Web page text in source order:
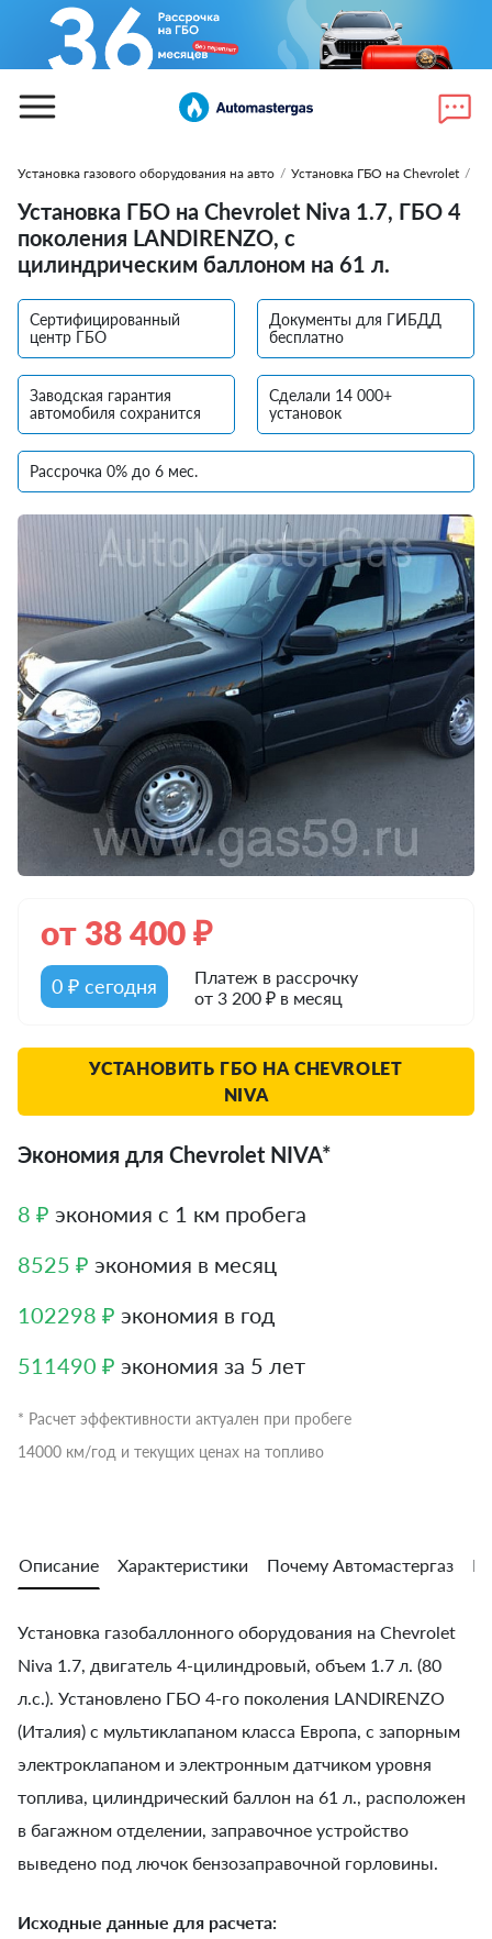
Установка газового оборудования на авто / Установка ГБО на Chevrolet /
Установка ГБО на Chevrolet Niva 1.7, ГБО 4
поколения LANDIRENZO, с
цилиндрическим баллоном на 61 л.
Сертифицированный
центр ГБО
Документы для ГИБДД
бесплатно
Заводская гарантия
автомобиля сохранится
Сделали 14 000+
установок
Рассрочка 0% до 6 мес.
от 38 400₽
0 ₽ сегодня
Платеж в рассрочку
от 3 200 ₽ в месяц
УСТАНОВИТЬ ГБО НА CHEVROLET
NIVA
Экономия для Chevrolet NIVA*
8 ₽ экономия с 1 км пробега
8525 ₽ экономия в месяц
102298 ₽ экономия в год
511490 ₽ экономия за 5 лет
* Расчет эффективности актуален при пробеге
14000 км/год и текущих ценах на топливо
Описание Характеристики Почему Автомастергаз
Установка газобаллонного оборудования на Chevrolet
Niva 1.7, двигатель 4-цилиндровый, объем 1.7 л. (80
л.с.). Установлено ГБО 4-го поколения LANDIRENZO
(Италия) с мультиклапаном класса Европа, с запорным
электроклапаном и электронным датчиком уровня
топлива, цилиндрический баллон на 61 л., расположен
в багажном отделении, заправочное устройство
выведено под лючок бензозаправочной горловины.
Исходные данные для расчета: